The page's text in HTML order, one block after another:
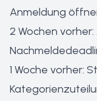
Anmeldung
2 Wochen
1 Woche vorher: